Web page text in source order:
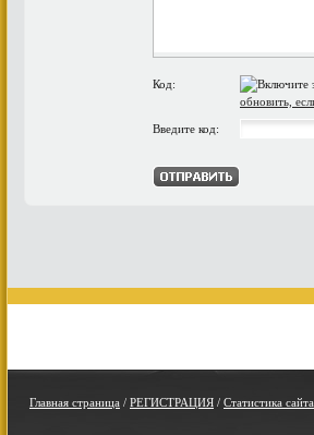
Код:
обновить,
Введите код:
Главная страница / РЕГИСТРАЦИЯ / Статистика сайта